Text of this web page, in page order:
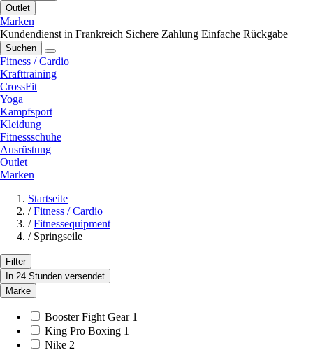
Outlet
Marken
Kundendienst in Frankreich Sichere Zahlung Einfache Rückgabe
Suchen
Fitness / Cardio
Krafttraining
CrossFit
Yoga
Kampfsport
Kleidung
Fitnessschuhe
Ausrüstung
Outlet
Marken
Startseite
/ Fitness / Cardio
/ Fitnessequipment
/ Springseile
Filter
In 24 Stunden versendet
Marke
Booster Fight Gear 1
King Pro Boxing 1
Nike 2